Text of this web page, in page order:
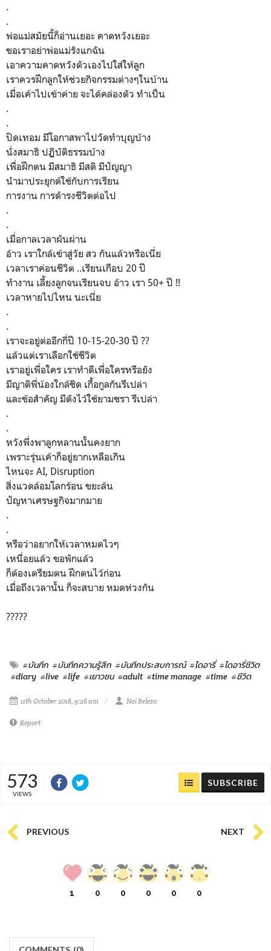
.
.
พ่อแม่สมัยนี้ก็อ่านเยอะ คาดหวังเยอะ
ขอเราอย่าพ่อแม่รังแกฉัน
เอาความคาดหวังตัวเองไปใส่ให้ลูก
เราควรฝึกลูกให้ช่วยกิจกรรมต่างๆในบ้าน
เมื่อเค้าไปเข้าค่าย จะได้คล่องตัว ทำเป็น
.
.
ปิดเทอม มีโอกาสพาไปวัดทำบุญบ้าง
นั่งสมาธิ ปฏิบัติธรรมบ้าง
เพื่อฝึกตน มีสมาธิ มีสติ มีปัญญา
นำมาประยุกต์ใช้กับการเรียน
การงาน การดำรงชีวิตต่อไป
.
.
เมื่อกาลเวลาผันผ่าน
อ้าว เราใกล้เข้าสู่วัย สว กันแล้วหรือเนี่ย
เวลาเราค่อนชีวิต ..เรียนเกือบ 20 ปี
ทำงาน เลี้ยงลูกจนเรียนจบ อ้าว เรา 50+ ปี !!
เวลาหายไปไหน นะเนี่ย
.
.
เราจะอยู่ต่ออีกกี่ปี 10-15-20-30 ปี ??
แล้วแต่เราเลือกใช้ชีวิต
เราอยู่เพื่อใคร เราทำดีเพื่อใครหรือยัง
มีญาติพี่น้องใกล้ชิด เกื้อกูลกันรึเปล่า
และข้อสำคัญ มีตังไว้ใช้ยามชรา รึเปล่า
.
.
หวังพึ่งพาลูกหลานนั้นคงยาก
เพราะรุ่นเค้าก็อยู่ยากเหลือเกิน
ไหนจะ AI, Disruption
สิ่งแวดล้อมโลกร้อน ขยะล้น
ปัญหาเศรษฐกิจมากมาย
.
.
หรือว่าอยากให้เวลาหมดไวๆ
เหนื่อยแล้ว ขอพักแล้ว
ก็ต้องเตรียมตน ฝึกตนไว้ก่อน
เมื่อถึงเวลานั้น ก็จะสบาย หมดห่วงกัน
?????
#บันทึก #บันทึกความรู้สึก #บันทึกประสบการณ์ #ไดอารี่ #ไดอารี่ชีวิต
#diary #live #life #เยาวชน #adult #time manage #time #ชีวิต
11th October 2018, 9:26 am Noi Beleza
Report
573
VIEWS
SUBSCRIBE
PREVIOUS NEXT
1 0 0 0 0 0